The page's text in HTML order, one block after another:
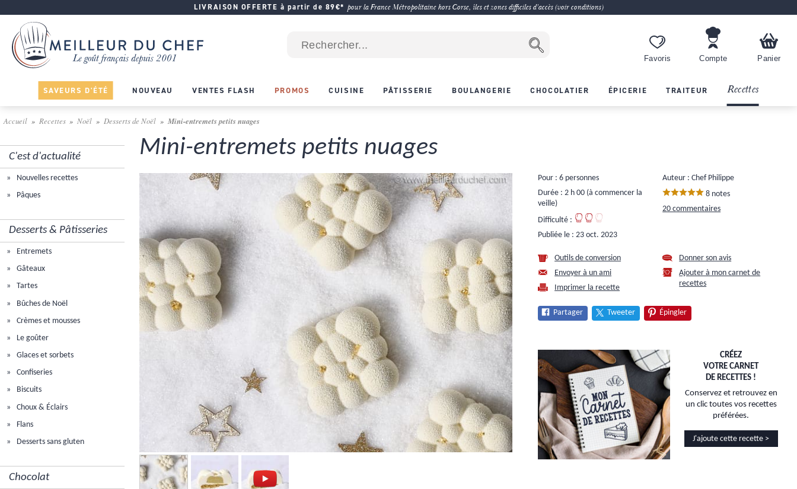
LIVRAISON OFFERTE à partir de 89€* pour la France Métropolitaine hors Corse, îles et zones difficiles d'accès (voir conditions)
Favoris Compte Panier
SAVEURS D'ÉTÉ NOUVEAU VENTES FLASH PROMOS CUISINE PÂTISSERIE BOULANGERIE CHOCOLATIER ÉPICERIE TRAITEUR Recettes
Accueil Recettes Noël Desserts de Noël Mini-entremets petits nuages
C'est d'actualité
Nouvelles recettes
Pâques
Desserts & Pâtisseries
Entremets
Gâteaux
Tartes
Bûches de Noël
Crèmes et mousses
Le goûter
Glaces et sorbets
Confiseries
Biscuits
Choux & Éclairs
Flans
Desserts sans gluten
Chocolat
Mini-entremets petits nuages
Pour : 6 personnes
Durée : 2 h 00 (à commencer la
veille)
Difficulté :
Publiée le :23 oct. 2023
Auteur : Chef Philippe
8 notes
20 commentaires
Outils de conversion
Envoyer à un ami
Imprimer la recette
Donner son avis
Ajouter à mon carnet de
recettes
Partager Tweeter Épingler
CRÉEZ
VOTRE CARNET
DE RECETTES !
Conservez et retrouvez en
un clic toutes vos recettes
préférées.
J'ajoute cette recette >